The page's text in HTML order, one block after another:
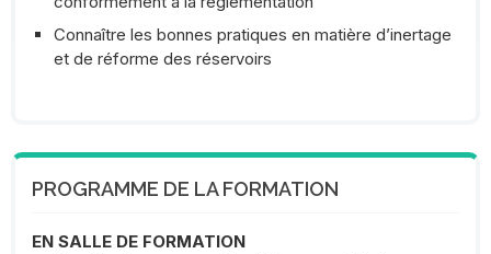
Connaître les bonnes pratiques en matière d’inertage
et de réforme des réservoirs
PROGRAMME DE LA FORMATION
EN SALLE DE FORMATION